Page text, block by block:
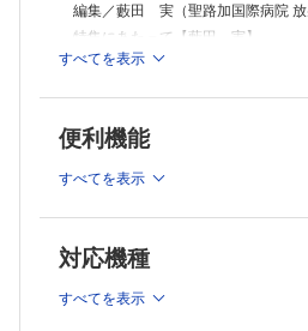
書の索引を、市原が勝手に作り直して
第9回 小児外来で勝手に索引！【市
Step Beyond Resident
之】
第238回 気になる言葉【中島 伸】
編集／藪田 実（聖路加国際病院 放
特集にあたって【藪田 実】
くも膜下出血【岩村暢寿，緑川 宏
大動脈解離【光野重芝】
大動脈瘤破裂【中井浩嗣，大野 豪
門脈ガス【益岡壮太，宮坂祐輔，星
上腸間膜動脈閉塞症【木下光博】
画像まとめ
すべてを表示
便利機能
すべてを表示
対応機種
すべてを表示